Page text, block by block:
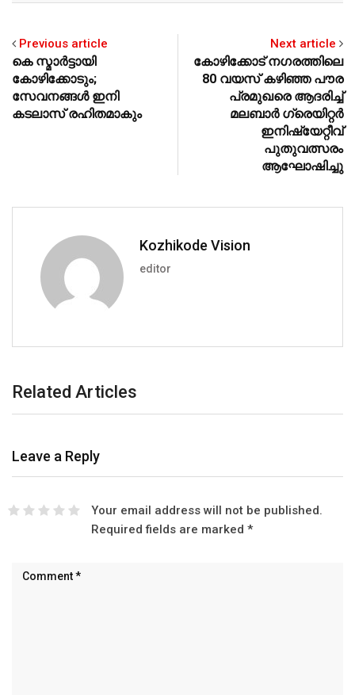
Previous article
കെ സ്മാര്‍ട്ടായി
കോഴിക്കോടും;
സേവനങ്ങള്‍ ഇനി
കടലാസ് രഹിതമാകും
Next article
കോഴിക്കോട് നഗരത്തിലെ
80 വയസ് കഴിഞ്ഞ പൗര
പ്രമുഖരെ ആദരിച്ച്
മലബാര്‍ ഗ്രെയിറ്റര്‍
ഇനിഷ്യേറ്റീവ്
പുതുവത്സരം
ആഘോഷിച്ചു
Kozhikode Vision
editor
Related Articles
Leave a Reply
Your email address will not be published.
Required fields are marked *